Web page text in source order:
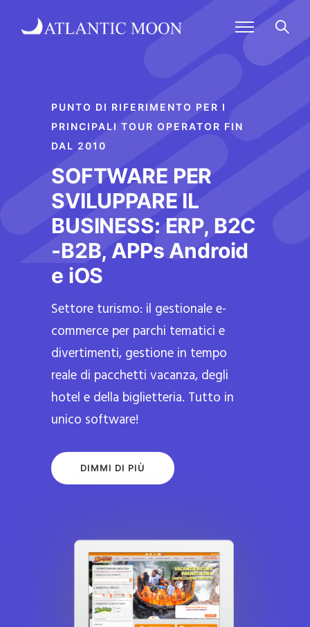
PUNTO DI RIFERIMENTO PER I
PRINCIPALI TOUR OPERATOR FIN
DAL 2010
SOFTWARE PER
SVILUPPARE IL
BUSINESS: ERP, B2C
-B2B, APPs Android
e iOS
Settore turismo: il gestionale e-
commerce per parchi tematici e
divertimenti, gestione in tempo
reale di pacchetti vacanza, degli
hotel e della biglietteria. Tutto in
unico software!
DIMMI DI PIÙ